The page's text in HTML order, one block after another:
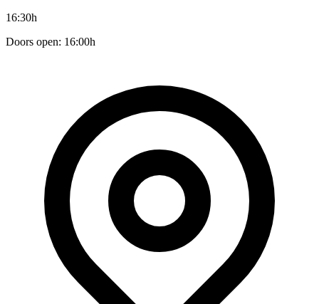
16:30h
Doors open: 16:00h